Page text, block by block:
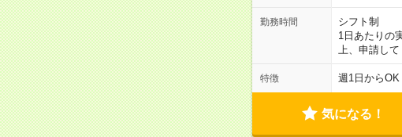
勤務時間
シフト制
1日あたりの
上、申請して
特徴 週1日から
気になる！